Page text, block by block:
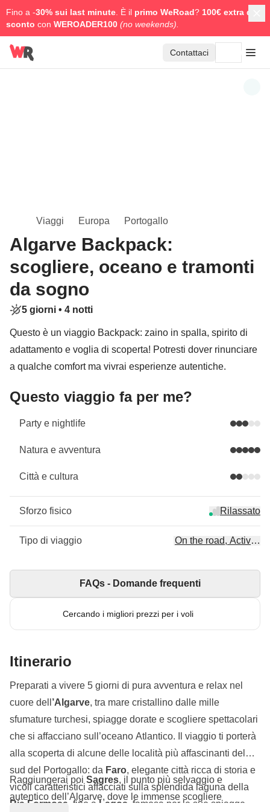
Fino a -30% sui last minute . È il primo WeRoad? 100€ extra di
sconto con WEROADER100 (no weekends).
Contattaci
Viaggi Europa Portogallo
Algarve Backpack:
scogliere, oceano e tramonti
da sogno
5 giorni • 4 notti
Questo è un viaggio Backpack: zaino in spalla, spirito di
adattamento e voglia di scoperta! Potresti dover rinunciare
a qualche comfort ma vivrai esperienze autentiche.
Questo viaggio fa per me?
Party e nightlife
Natura e avventura
Città e cultura
Sforzo fisico Rilassato
Tipo di viaggio On the road, Active,
Cercando i migliori prezzi per i voli
FAQs - Domande frequenti
Itinerario
Preparati a vivere 5 giorni di pura avventura e relax nel
cuore dell ’Algarve, tra mare cristallino dalle mille
sfumature turchesi, spiagge dorate e scogliere spettacolari
che si affacciano sull’oceano Atlantico. Il viaggio ti porterà
alla scoperta di alcune delle località più affascinanti del
sud del Portogallo: da Faro, elegante città ricca di storia e
vicoli caratteristici affacciati sulla splendida laguna della
Ria Formosa , fino a Lagos , famosa per le sue spiagge
Raggiungerai poi Sagres, il punto più selvaggio e
autentico dell’Algarve, dove le immense scogliere